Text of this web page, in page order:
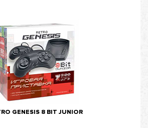
GENESIS 8 BIT JUNIOR